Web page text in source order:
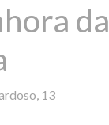
da
13